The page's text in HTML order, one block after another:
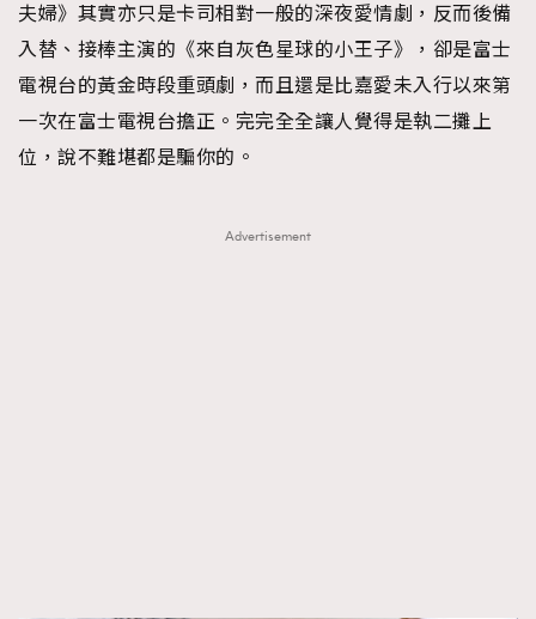
夫婦》其實亦只是卡司相對一般的深夜愛情劇，反而後備
入替、接棒主演的《來自灰色星球的小王子》，卻是富士
電視台的黃金時段重頭劇，而且還是比嘉愛未入行以來第
一次在富士電視台擔正。完完全全讓人覺得是執二攤上
位，說不難堪都是騙你的。
Advertisement